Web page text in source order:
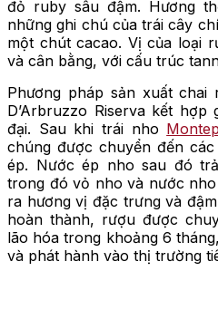
đỏ ruby sâu đậm. Hương
những ghi chú của trái cây
một chút cacao. Vị của loại
và cân bằng, với cấu trúc
Phương pháp sản xuất chai
D’Arbruzzo Riserva kết
đại. Sau khi trái nho
chúng được chuyển đến
ép. Nước ép nho sau đó
trong đó vỏ nho và nước
ra hương vị đặc trưng và
hoàn thành, rượu được
lão hóa trong khoảng 6
và phát hành vào thị trường